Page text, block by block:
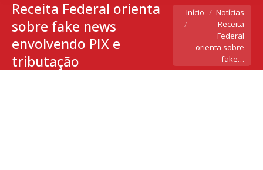
Receita Federal orienta
sobre fake news
envolvendo PIX e
tributação
Você está aqui:
Início
Notícias
Receita
Federal
orienta sobre
fake…